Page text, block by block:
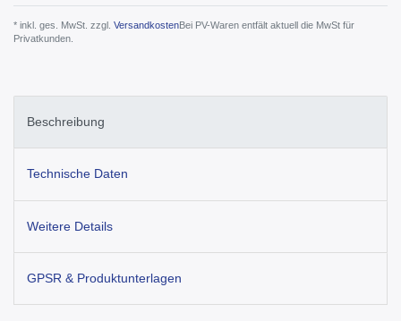
* inkl. ges. MwSt. zzgl. VersandkostenBei PV-Waren entfält aktuell die MwSt für
Privatkunden.
Beschreibung
Technische Daten
Weitere Details
GPSR & Produktunterlagen